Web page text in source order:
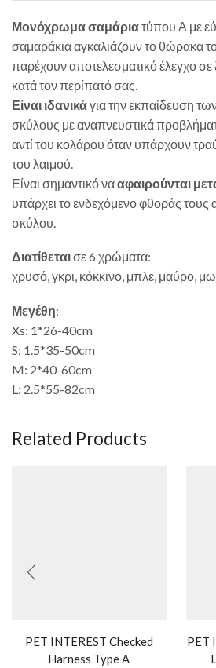
Μονόχρωμα σαμάριατύπου Α με
σαμαράκια αγκαλιάζουν το θώρακα
παρέχουν αποτελεσματικό έλεγχο
κατά τον περίπατό σας.
Είναι ιδανικάγια την εκπαίδευση
σκύλους με αναπνευστικά
αντί του κολάρου όταν υπάρχουν
του λαιμού.
Είναι σημαντικό νααφαιρούνται
υπάρχει το ενδεχόμενο φθοράς τους
σκύλου.
Διατίθεταισε 6 χρώματα:
χρυσό, γκρι, κόκκινο, μπλε, μαύρο,
Μεγέθη:
Xs: 1*26-40cm
S: 1.5*35-50cm
M: 2*40-60cm
L: 2.5*55-82cm
Related Products
PET INTEREST Checked
Harness Type A
PET